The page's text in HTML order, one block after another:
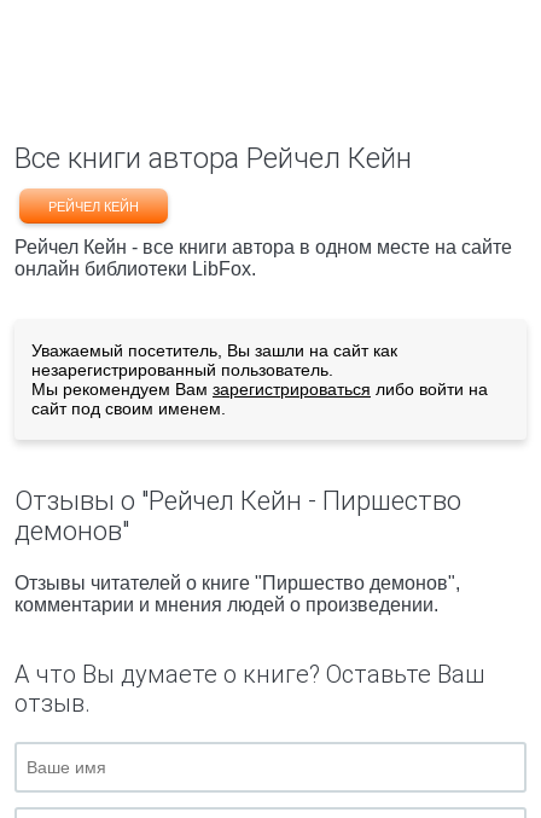
Все книги автора Рейчел Кейн
РЕЙЧЕЛ КЕЙН
Рейчел Кейн - все книги автора в одном месте на сайте
онлайн библиотеки LibFox.
Уважаемый посетитель, Вы зашли на сайт как
незарегистрированный пользователь.
Мы рекомендуем Вам зарегистрироваться либо войти на
сайт под своим именем.
Отзывы о "Рейчел Кейн - Пиршество
демонов"
Отзывы читателей о книге "Пиршество демонов",
комментарии и мнения людей о произведении.
А что Вы думаете о книге? Оставьте Ваш
отзыв.